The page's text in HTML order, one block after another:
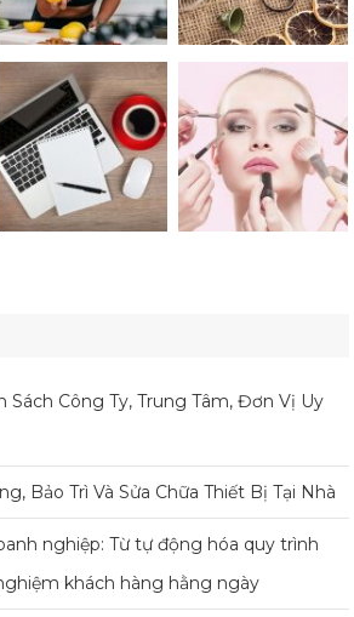
Sách Công Ty, Trung Tâm, Đơn Vị Uy
Bảo Trì Và Sửa Chữa Thiết Bị Tại Nhà
nghiệp: Từ tự động hóa quy trình
khách hàng hằng ngày